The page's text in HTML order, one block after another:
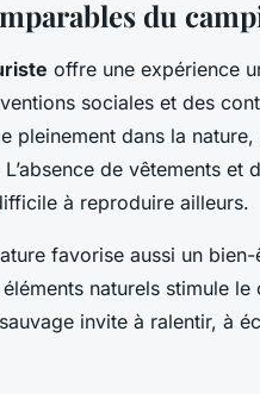
du
offre une expérience
sociales et des
pleinement dans la
de vêtements et
à reproduire ailleurs.
favorise aussi un
naturels stimule
invite à ralentir, à